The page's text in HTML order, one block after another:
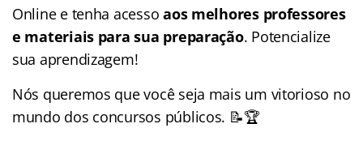
Online e tenha acessoaos melhores professores
e materiais para sua preparação. Potencialize
sua aprendizagem!
Nós queremos que você seja mais um vitorioso no
mundo dos concursos públicos. 📝🏆